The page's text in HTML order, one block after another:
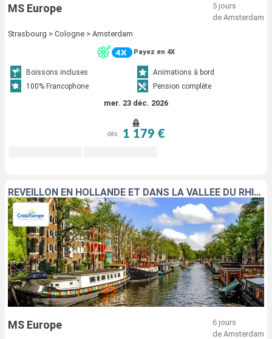
MS Europe
5 jours
de Amsterdam
Strasbourg > Cologne > Amsterdam
Payez en 4X
Boissons incluses
Animations à bord
100% Francophone
Pension complète
mer. 23 déc. 2026
dès 1 179 €
RÉVEILLON EN HOLLANDE ET DANS LA VALLÉE DU RHIN ROMANTIQUE
MS Europe
6 jours
de Amsterdam